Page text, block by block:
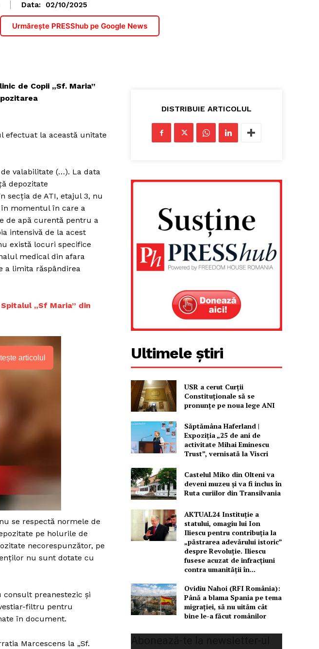
noi / Echipa
editoriale
Data: 02/10/2025
Urmărește PRESShub pe Google News
de Copii „Sf. Maria”
efectuat la această unitate
valabilitate (…). La data
depozitate
secţia de ATI, etajul 3, nu
momentul în care a
de apă curentă pentru a
intensivă de la acest
există locuri specifice
medical din afara
a limita răspândirea
„Sf Maria” din
articolul
se respectă normele de
pe holurile de
necorespunzător, pe
nu sunt dotate cu
preanestezic şi
filtru pentru
în document.
Marcescens la „Sf.
DISTRIBUIE ARTICOLUL
Ultimele știri
USR a cerut Curții
Constituționale să se
pronunțe pe noua lege ANI
Săptămâna Haferland |
Expoziţia „25 de ani de
activitate Mihai Eminescu
Trust”, vernisată la Viscri
Castelul Miko din Olteni va
deveni muzeu şi va fi inclus în
Ruta curiilor din Transilvania
AKTUAL24 Instituție a
statului, omagiu lui Ion
Iliescu pentru contribuția la
„păstrarea adevărului istoric”
despre Revoluție. Iliescu
fusese acuzat de infracțiuni
contra umanității în...
Ovidiu Nahoi (RFI România):
Până a blama Spania pe tema
migrației, să nu uităm cât
bine le-a făcut românilor